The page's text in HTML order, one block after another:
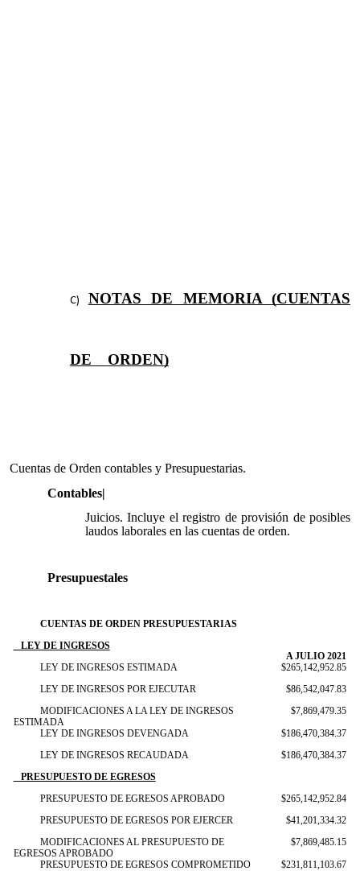
NOTAS DE MEMORIA (CUENTAS
DE ORDEN)
Cuentas de Orden contables y Presupuestarias.
Contables|
Juicios. Incluye el registro de provisión de posibles
laudos laborales en las cuentas de orden.
Presupuestales
CUENTAS DE ORDEN PRESUPUESTARIAS
LEY DE INGRESOS
A JULIO 2021
LEY DE INGRESOS ESTIMADA
$265,142,952.85
LEY DE INGRESOS POR EJECUTAR
$86,542,047.83
MODIFICACIONES A LA LEY DE INGRESOS
ESTIMADA
$7,869,479.35
LEY DE INGRESOS DEVENGADA
$186,470,384.37
LEY DE INGRESOS RECAUDADA
$186,470,384.37
PRESUPUESTO DE EGRESOS
PRESUPUESTO DE EGRESOS APROBADO
$265,142,952.84
PRESUPUESTO DE EGRESOS POR EJERCER
$41,201,334.32
MODIFICACIONES AL PRESUPUESTO DE
EGRESOS APROBADO
$7,869,485.15
PRESUPUESTO DE EGRESOS COMPROMETIDO
$231,811,103.67